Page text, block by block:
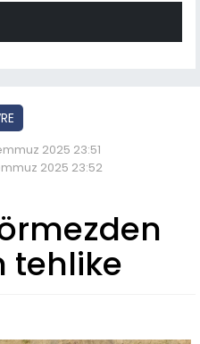
2025 23:51
2025 23:52
tehlike